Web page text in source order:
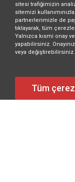
sitesi trafiğimizin
sitemizi
partnerlerimizle de
tıklayarak, tüm
Yalnızca kısmi onay
yapabilirsiniz.
veya değiştirebilirsiniz.
Tüm